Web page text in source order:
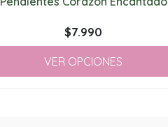
$7.990
VER OPCIONES